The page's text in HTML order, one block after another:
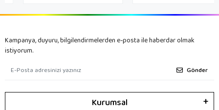
Kampanya, duyuru, bilgilendirmelerden e-posta ile haberdar olmak
istiyorum.
Gönder
Kurumsal